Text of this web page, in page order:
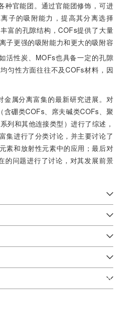
种官能团。通过官能团修饰，可进
子的吸附能力，提高其分离选择
富的孔隙结构，COFs提供了大量
子更强的吸附能力和更大的吸附容
活性炭、MOFs也具备一定的孔隙
匀性方面往往不及COFs材料，因
金属分离富集的最新研究进展。对
含硼类COFs、席夫碱类COFs、聚
列和其他连接类型）进行了综述，
集进行了分类讨论，并主要讨论了
素和放射性元素中的应用；最后对
的问题进行了讨论，对其发展前景